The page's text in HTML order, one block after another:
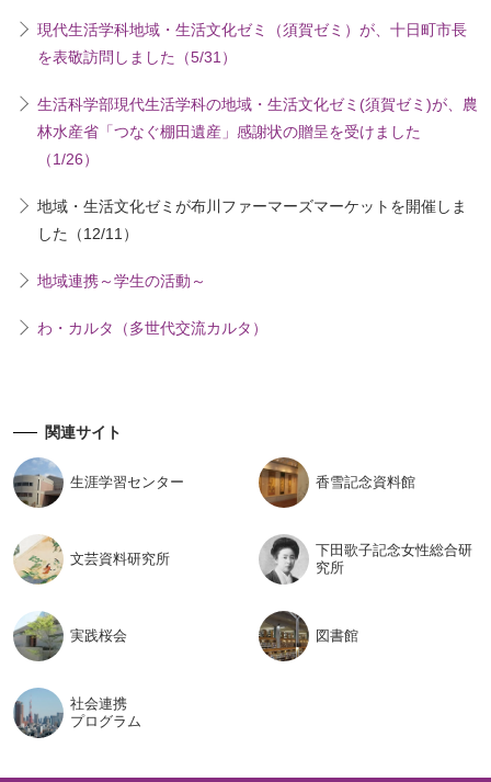
現代生活学科地域・生活文化ゼミ（須賀ゼミ）が、十日町市長
を表敬訪問しました（5/31）
生活科学部現代生活学科の地域・生活文化ゼミ(須賀ゼミ)が、農
林水産省「つなぐ棚田遺産」感謝状の贈呈を受けました
（1/26）
地域・生活文化ゼミが布川ファーマーズマーケットを開催しま
した（12/11）
地域連携～学生の活動～
わ・カルタ（多世代交流カルタ）
関連サイト
生涯学習センター 香雪記念資料館
文芸資料研究所
下田歌子記念女性総合研
究所
実践桜会 図書館
社会連携
プログラム